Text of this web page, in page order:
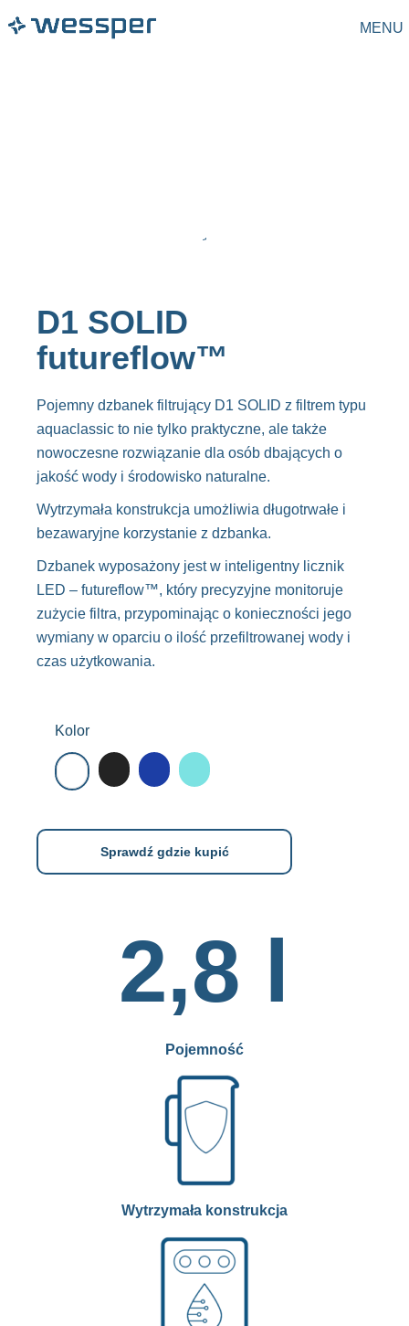
MENU
D1 SOLID
futureflow™
Pojemny dzbanek filtrujący D1 SOLID z filtrem typu
aquaclassic to nie tylko praktyczne, ale także
nowoczesne rozwiązanie dla osób dbających o
jakość wody i środowisko naturalne.
Wytrzymała konstrukcja umożliwia długotrwałe i
bezawaryjne korzystanie z dzbanka.
Dzbanek wyposażony jest w inteligentny licznik
LED – futureflow™, który precyzyjne monitoruje
zużycie filtra, przypominając o konieczności jego
wymiany w oparciu o ilość przefiltrowanej wody i
czas użytkowania.
Kolor
Sprawdź gdzie kupić
2,8 l
Pojemność
Wytrzymała konstrukcja